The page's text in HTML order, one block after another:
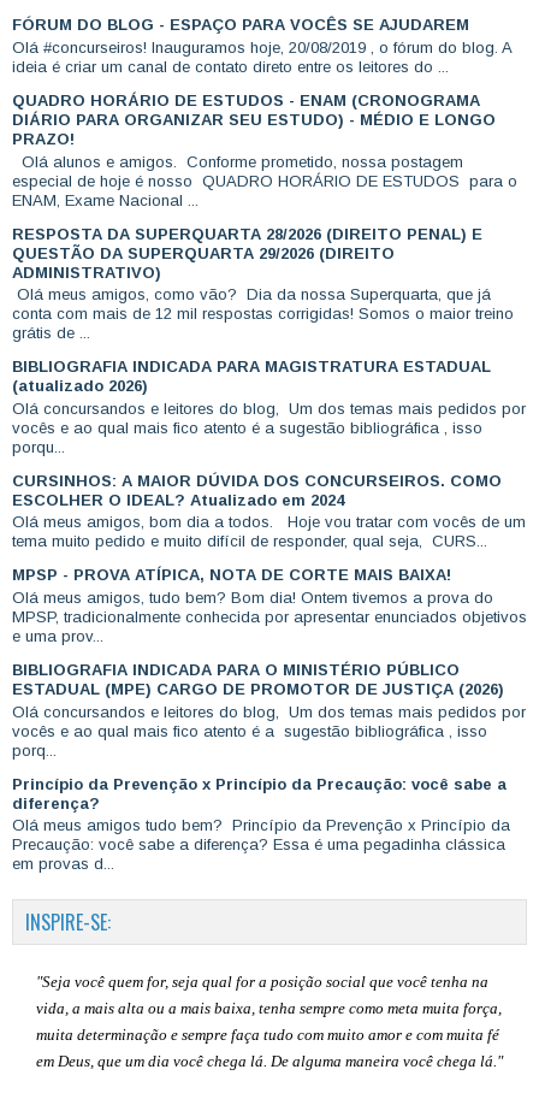
FÓRUM DO BLOG - ESPAÇO PARA VOCÊS SE AJUDAREM
Olá #concurseiros! Inauguramos hoje, 20/08/2019 , o fórum do blog. A
ideia é criar um canal de contato direto entre os leitores do ...
QUADRO HORÁRIO DE ESTUDOS - ENAM (CRONOGRAMA
DIÁRIO PARA ORGANIZAR SEU ESTUDO) - MÉDIO E LONGO
PRAZO!
Olá alunos e amigos. Conforme prometido, nossa postagem
especial de hoje é nosso QUADRO HORÁRIO DE ESTUDOS para o
ENAM, Exame Nacional ...
RESPOSTA DA SUPERQUARTA 28/2026 (DIREITO PENAL) E
QUESTÃO DA SUPERQUARTA 29/2026 (DIREITO
ADMINISTRATIVO)
Olá meus amigos, como vão? Dia da nossa Superquarta, que já
conta com mais de 12 mil respostas corrigidas! Somos o maior treino
grátis de ...
BIBLIOGRAFIA INDICADA PARA MAGISTRATURA ESTADUAL
(atualizado 2026)
Olá concursandos e leitores do blog, Um dos temas mais pedidos por
vocês e ao qual mais fico atento é a sugestão bibliográfica , isso
porqu...
CURSINHOS: A MAIOR DÚVIDA DOS CONCURSEIROS. COMO
ESCOLHER O IDEAL? Atualizado em 2024
Olá meus amigos, bom dia a todos. Hoje vou tratar com vocês de um
tema muito pedido e muito difícil de responder, qual seja, CURS...
MPSP - PROVA ATÍPICA, NOTA DE CORTE MAIS BAIXA!
Olá meus amigos, tudo bem? Bom dia! Ontem tivemos a prova do
MPSP, tradicionalmente conhecida por apresentar enunciados objetivos
e uma prov...
BIBLIOGRAFIA INDICADA PARA O MINISTÉRIO PÚBLICO
ESTADUAL (MPE) CARGO DE PROMOTOR DE JUSTIÇA (2026)
Olá concursandos e leitores do blog, Um dos temas mais pedidos por
vocês e ao qual mais fico atento é a sugestão bibliográfica , isso
porq...
Princípio da Prevenção x Princípio da Precaução: você sabe a
diferença?
Olá meus amigos tudo bem? Princípio da Prevenção x Princípio da
Precaução: você sabe a diferença? Essa é uma pegadinha clássica
em provas d...
INSPIRE-SE:
"Seja você quem for, seja qual for a posição social que você tenha na
vida, a mais alta ou a mais baixa, tenha sempre como meta muita força,
muita determinação e sempre faça tudo com muito amor e com muita fé
em Deus, que um dia você chega lá. De alguma maneira você chega lá."